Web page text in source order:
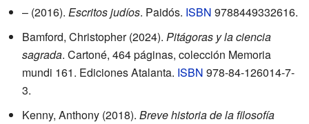
– (2016). Escritos judíos. Paidós. ISBN 9788449332616.
Bamford, Christopher (2024). Pitágoras y la ciencia
sagrada. Cartoné, 464 páginas, colección Memoria
mundi 161. Ediciones Atalanta. ISBN 978-84-126014-7-
3.
Kenny, Anthony (2018). Breve historia de la filosofía